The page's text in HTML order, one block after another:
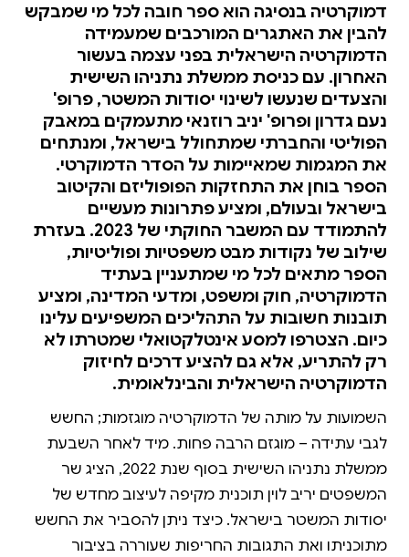
דמוקרטיה בנסיגה הוא ספר חובה לכל מי שמבקש
להבין את האתגרים המורכבים שמעמידה
הדמוקרטיה הישראלית בפני עצמה בעשור
האחרון. עם כניסת ממשלת נתניהו השישית
והצעדים שנעשו לשינוי יסודות המשטר, פרופ'
נעם גדרון ופרופ' יניב רוזנאי מתעמקים במאבק
הפוליטי והחברתי שמתחולל בישראל, ומנתחים
את המגמות שמאיימות על הסדר הדמוקרטי.
הספר בוחן את התחזקות הפופוליזם והקיטוב
בישראל ובעולם, ומציע פתרונות מעשיים
להתמודד עם המשבר החוקתי של 2023. בעזרת
שילוב של נקודות מבט משפטיות ופוליטיות,
הספר מתאים לכל מי שמתעניין בעתיד
הדמוקרטיה, חוק ומשפט, ומדעי המדינה, ומציע
תובנות חשובות על התהליכים המשפיעים עלינו
כיום. הצטרפו למסע אינטלקטואלי שמטרתו לא
רק להתריע, אלא גם להציע דרכים לחיזוק
הדמוקרטיה הישראלית והבינלאומית.
השמועות על מותה של הדמוקרטיה מוגזמות; החשש
לגבי עתידה – מוגזם הרבה פחות. מיד לאחר השבעת
ממשלת נתניהו השישית בסוף שנת 2022, הציג שר
המשפטים יריב לוין תוכנית מקיפה לעיצוב מחדש של
יסודות המשטר בישראל. כיצד ניתן להסביר את החשש
מתוכניתו ואת התגובות החריפות שעוררה בציבור